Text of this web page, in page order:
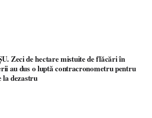
în
au dus o luptă contracronometru pentru
la dezastru